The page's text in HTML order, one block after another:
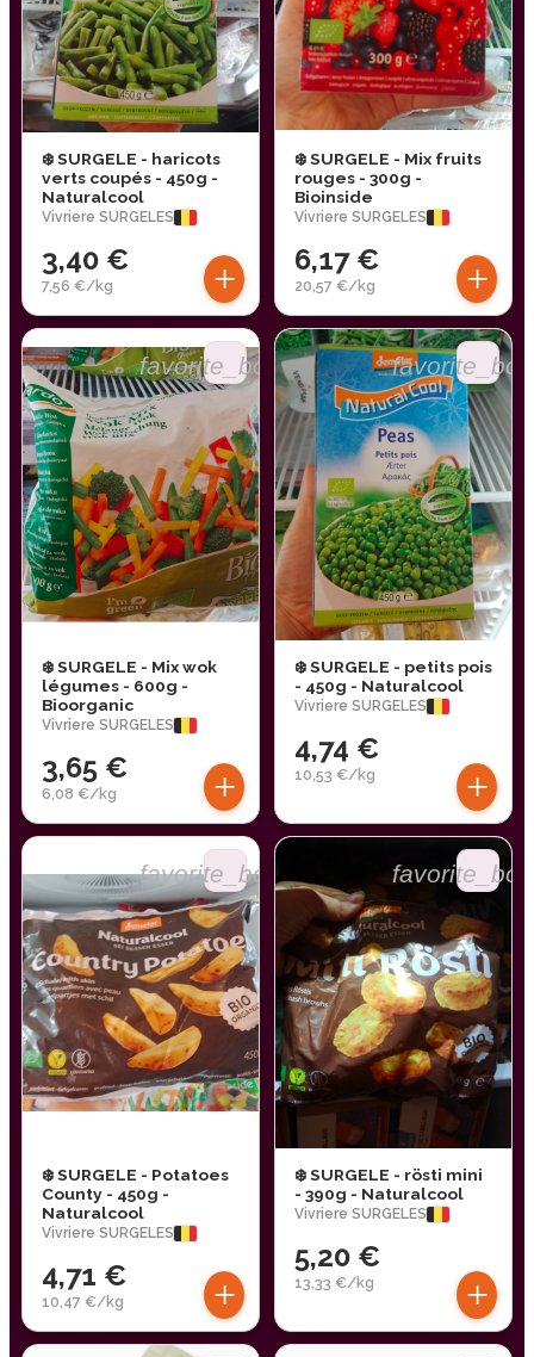
❄️ SURGELE - haricots
verts coupés - 450g -
Naturalcool
Vivriere SURGELES
3,40 €
7,56 €/kg +
❄️ SURGELE - Mix fruits
rouges - 300g -
Bioinside
Vivriere SURGELES
6,17 €
20,57 €/kg +
favorite_border
❄️ SURGELE - Mix wok
légumes - 600g -
Bioorganic
Vivriere SURGELES
3,65 €
6,08 €/kg +
❄️ SURGELE - petits pois
- 450g - Naturalcool
Vivriere SURGELES
4,74 €
10,53 €/kg +
favorite_border
❄️ SURGELE - Potatoes
County - 450g -
Naturalcool
Vivriere SURGELES
4,71 €
10,47 €/kg +
❄️ SURGELE - rösti mini
- 390g - Naturalcool
Vivriere SURGELES
5,20 €
13,33 €/kg +